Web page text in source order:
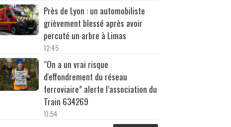
Près de Lyon : un automobiliste
grièvement blessé après avoir
percuté un arbre à Limas
12:45
“On a un vrai risque
d'effondrement du réseau
ferroviaire” alerte l’association du
Train 634269
11:54